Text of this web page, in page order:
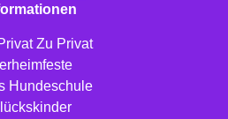
Zu Privat
Hundeschule